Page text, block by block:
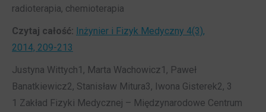
radioterapia, chemioterapia
Czytaj całość: Inżynier i Fizyk Medyczny 4(3),
2014, 209-213
Justyna Wittych1, Marta Wachowicz1, Paweł
Banatkiewicz2, Stanisław Mitura3, Iwona Gisterek2, 3
1 Zakład Fizyki Medycznej – Międzynarodowe Centrum